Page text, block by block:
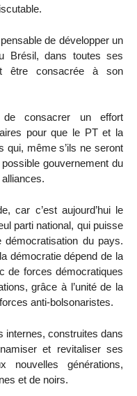
de développer un
Brésil, dans toutes ses
être consacrée à son
de consacrer un effort
pour que le PT et la
qui, même s’ils ne seront
gouvernement du
car c’est aujourd’hui le
parti national, qui puisse
du pays.
démocratie dépend de la
de forces démocratiques
grâce à l’unité de la
anti-bolsonaristes.
internes, construites dans
et revitaliser ses
nouvelles générations,
et de noirs.